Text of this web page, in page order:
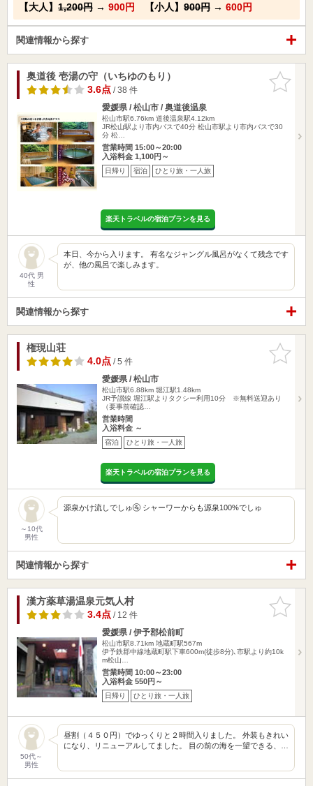
【大人】 1,200円 → 900円 【小人】 900円 → 600円
関連情報から探す
お気に入
りに追加
奥道後 壱湯の守（いちゆのもり）
3.6点/ 38 件
愛媛県 / 松山市 / 奥道後温泉
松山市駅6.76km 道後温泉駅4.12km
JR松山駅より市内バスで40分 松山市駅より市内バスで30
分 松…
営業時間 15:00～20:00
入浴料金 1,100円～
日帰り 宿泊 ひとり旅・一人旅
楽天トラベルの宿泊プランを見る
40代 男
性
本日、今から入ります。 有名なジャングル風呂がなくて残念です
が、他の風呂で楽しみます。
関連情報から探す
お気に入
りに追加
権現山荘
4.0点/ 5 件
愛媛県 / 松山市
松山市駅6.88km 堀江駅1.48km
JR予讃線 堀江駅よりタクシー利用10分 ※無料送迎あり
（要事前確認…
営業時間
入浴料金 ～
宿泊 ひとり旅・一人旅
楽天トラベルの宿泊プランを見る
～10代
男性
源泉かけ流しでしゅ🚰 シャーワーからも源泉100%でしゅ
関連情報から探す
お気に入
りに追加
漢方薬草湯温泉元気人村
3.4点/ 12 件
愛媛県 / 伊予郡松前町
松山市駅8.71km 地蔵町駅567m
伊予鉄郡中線地蔵町駅下車600m(徒歩8分)､市駅より約10k
m松山…
営業時間 10:00～23:00
入浴料金 550円～
日帰り ひとり旅・一人旅
50代～
男性
昼割（４５０円）でゆっくりと２時間入りました。 外装もきれい
になり、リニューアルしてました。 目の前の海を一望できる、…